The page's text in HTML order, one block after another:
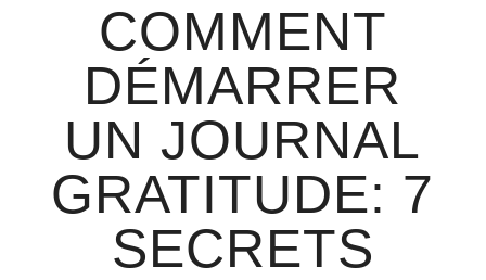
COMMENT
DÉMARRER
UN JOURNAL
GRATITUDE: 7
SECRETS